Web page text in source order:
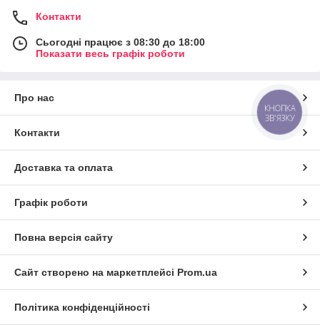
Контакти
Сьогодні працює з 08:30 до 18:00
Показати весь графік роботи
Про нас
Контакти
Доставка та оплата
Графік роботи
Повна версія сайту
Сайт створено на маркетплейсі Prom.ua
Політика конфіденційності
КНОПКА
ЗВ'ЯЗКУ